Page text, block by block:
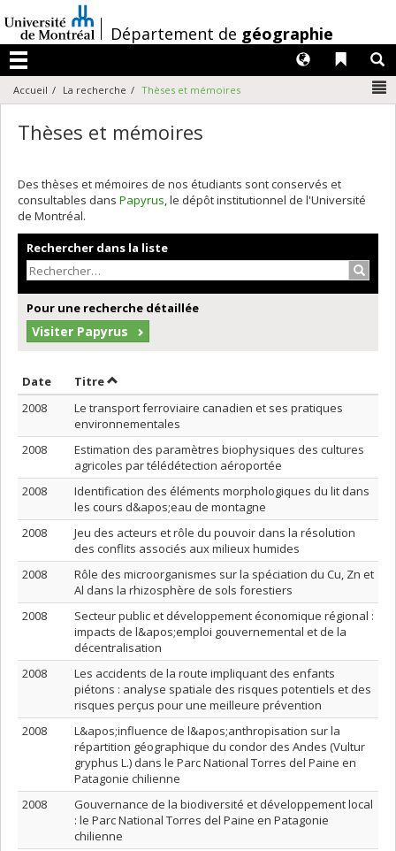
au
contenu
/Département de géographie
Menu
Liens
Langues
Accueil La recherche Thèses et mémoires
Thèses et mémoires
Des thèses et mémoires de nos étudiants sont conservés et
consultables dans Papyrus, le dépôt institutionnel de l'Université
de Montréal.
Rechercher dans la liste
Pour une recherche détaillée
Visiter Papyrus
Date Trier par date en ordre décroissant
TitreTrier par titre en ordre décroissant
2008
Le transport ferroviaire canadien et ses pratiques
environnementales
2008
Estimation des paramètres biophysiques des cultures
agricoles par télédétection aéroportée
2008
Identification des éléments morphologiques du lit dans
les cours d&apos;eau de montagne
2008
Jeu des acteurs et rôle du pouvoir dans la résolution
des conflits associés aux milieux humides
2008
Rôle des microorganismes sur la spéciation du Cu, Zn et
Al dans la rhizosphère de sols forestiers
2008
Secteur public et développement économique régional :
impacts de l&apos;emploi gouvernemental et de la
décentralisation
2008
Les accidents de la route impliquant des enfants
piétons : analyse spatiale des risques potentiels et des
risques perçus pour une meilleure prévention
2008
L&apos;influence de l&apos;anthropisation sur la
répartition géographique du condor des Andes (Vultur
gryphus L.) dans le Parc National Torres del Paine en
Patagonie chilienne
2008
Gouvernance de la biodiversité et développement local
: le Parc National Torres del Paine en Patagonie
chilienne